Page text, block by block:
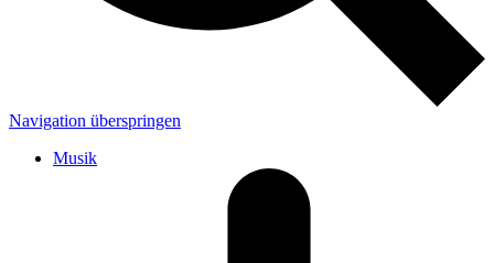
Navigation überspringen
Musik